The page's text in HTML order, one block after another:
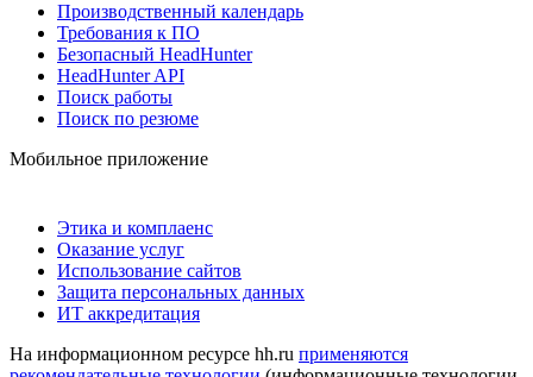
Производственный календарь
Требования к ПО
Безопасный HeadHunter
HeadHunter API
Поиск работы
Поиск по резюме
Мобильное приложение
Этика и комплаенс
Оказание услуг
Использование сайтов
Защита персональных данных
ИТ аккредитация
На информационном ресурсе hh.ru применяются